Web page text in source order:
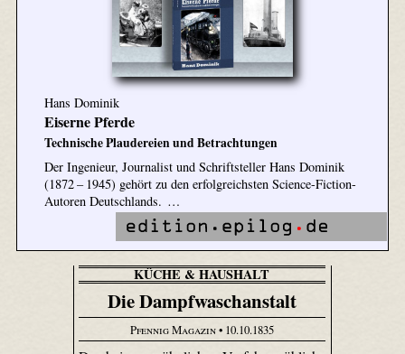
Hans Dominik
Eiserne Pferde
Technische Plaudereien und Betrachtungen
Der Ingenieur, Journalist und Schriftsteller Hans Dominik
(1872 – 1945) gehört zu den erfolgreichsten Science-Fiction-
Autoren Deutschlands. …
KÜCHE & HAUSHALT
Die Dampfwaschanstalt
Pfennig Magazin• 10.10.1835